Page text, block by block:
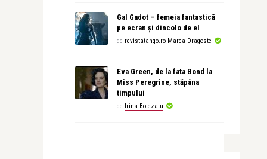
Gal Gadot – femeia fantastică
pe ecran și dincolo de el
de revistatango.ro Marea Dragoste
Eva Green, de la fata Bond la
Miss Peregrine, stăpâna
timpului
de Irina Botezatu